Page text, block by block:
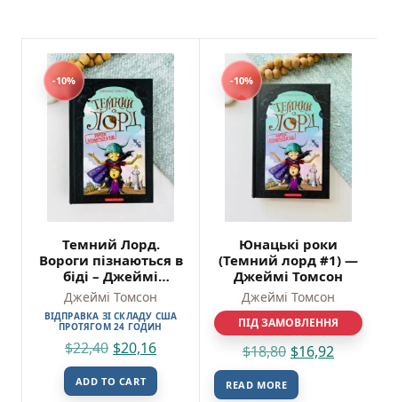
-10%
Темний Лорд.
Вороги пізнаються в
біді – Джеймі
Томсон
Джеймі Томсон
ВІДПРАВКА ЗІ СКЛАДУ США
ПРОТЯГОМ 24 ГОДИН
$22,40 $20,16
ADD TO CART
-10%
Юнацькі роки
(Темний лорд #1) —
Джеймі Томсон
Джеймі Томсон
ПІД ЗАМОВЛЕННЯ
$18,80 $16,92
READ MORE